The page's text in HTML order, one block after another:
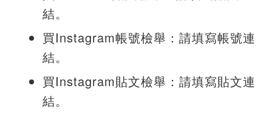
結。
買Instagram帳號檢舉：請填寫帳號連
結。
買Instagram貼文檢舉：請填寫貼文連
結。